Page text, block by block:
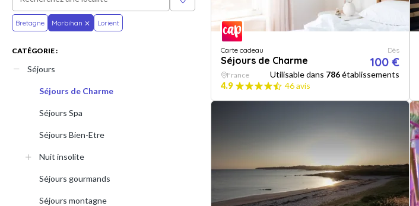
Bretagne Morbihan Lorient
CATÉGORIE :
Séjours
Séjours de Charme
Séjours Spa
Séjours Bien-Etre
Nuit insolite
Séjours gourmands
Séjours montagne
Carte cadeau
Séjours de Charme
Dès
100 €
France Utilisable dans 786établissements
4.9
46 avis